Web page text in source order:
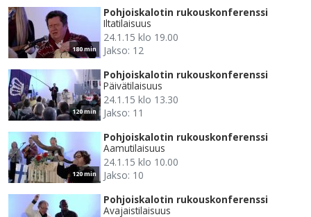
180 min
Pohjoiskalotin rukouskonferenssi
Iltatilaisuus
24.1.15 klo 19.00
Jakso: 12
120 min
Pohjoiskalotin rukouskonferenssi
Päivätilaisuus
24.1.15 klo 13.30
Jakso: 11
120 min
Pohjoiskalotin rukouskonferenssi
Aamutilaisuus
24.1.15 klo 10.00
Jakso: 10
Pohjoiskalotin rukouskonferenssi
Avajaistilaisuus